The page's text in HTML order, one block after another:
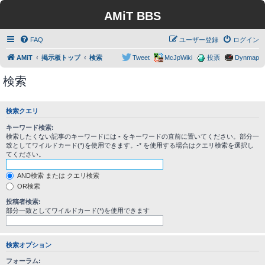
AMiT BBS
FAQ ログイン
ユーザー登録
AMiT 掲示板トップ 検索 Dynmap
投票
McJpWiki
Tweet
検索
検索クエリ
キーワード検索:
検索したくない記事のキーワードには - をキーワードの直前に置いてください。部分一
致としてワイルドカード(*)を使用できます。-* を使用する場合はクエリ検索を選択し
てください。
AND検索 または クエリ検索
OR検索
投稿者検索:
部分一致としてワイルドカード(*)を使用できます
検索オプション
フォーラム: